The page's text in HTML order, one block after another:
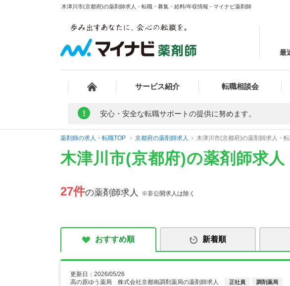
木津川市(京都府)の薬剤師求人・転職・募集・給料/年収情報 - マイナビ薬剤師
最
サービス紹介 転職相談会
! 安心・安全な転職サポートの提供に努めます。
薬剤師の求人・転職TOP 京都府の薬剤師求人 木津川市(京都府)の薬剤師求人・
木津川市(京都府)の薬剤師求
27件の薬剤師求人 ※非公開求人は除く
おすすめ順 新着順
更新日：2026/05/26
高の原ゆう薬局 株式会社京都南調剤薬局の薬剤師求人
正社員 調剤薬局